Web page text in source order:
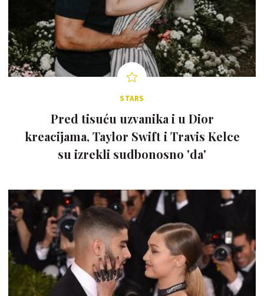
STARS
Pred tisuću uzvanika i u Dior
kreacijama, Taylor Swift i Travis Kelce
su izrekli sudbonosno 'da'